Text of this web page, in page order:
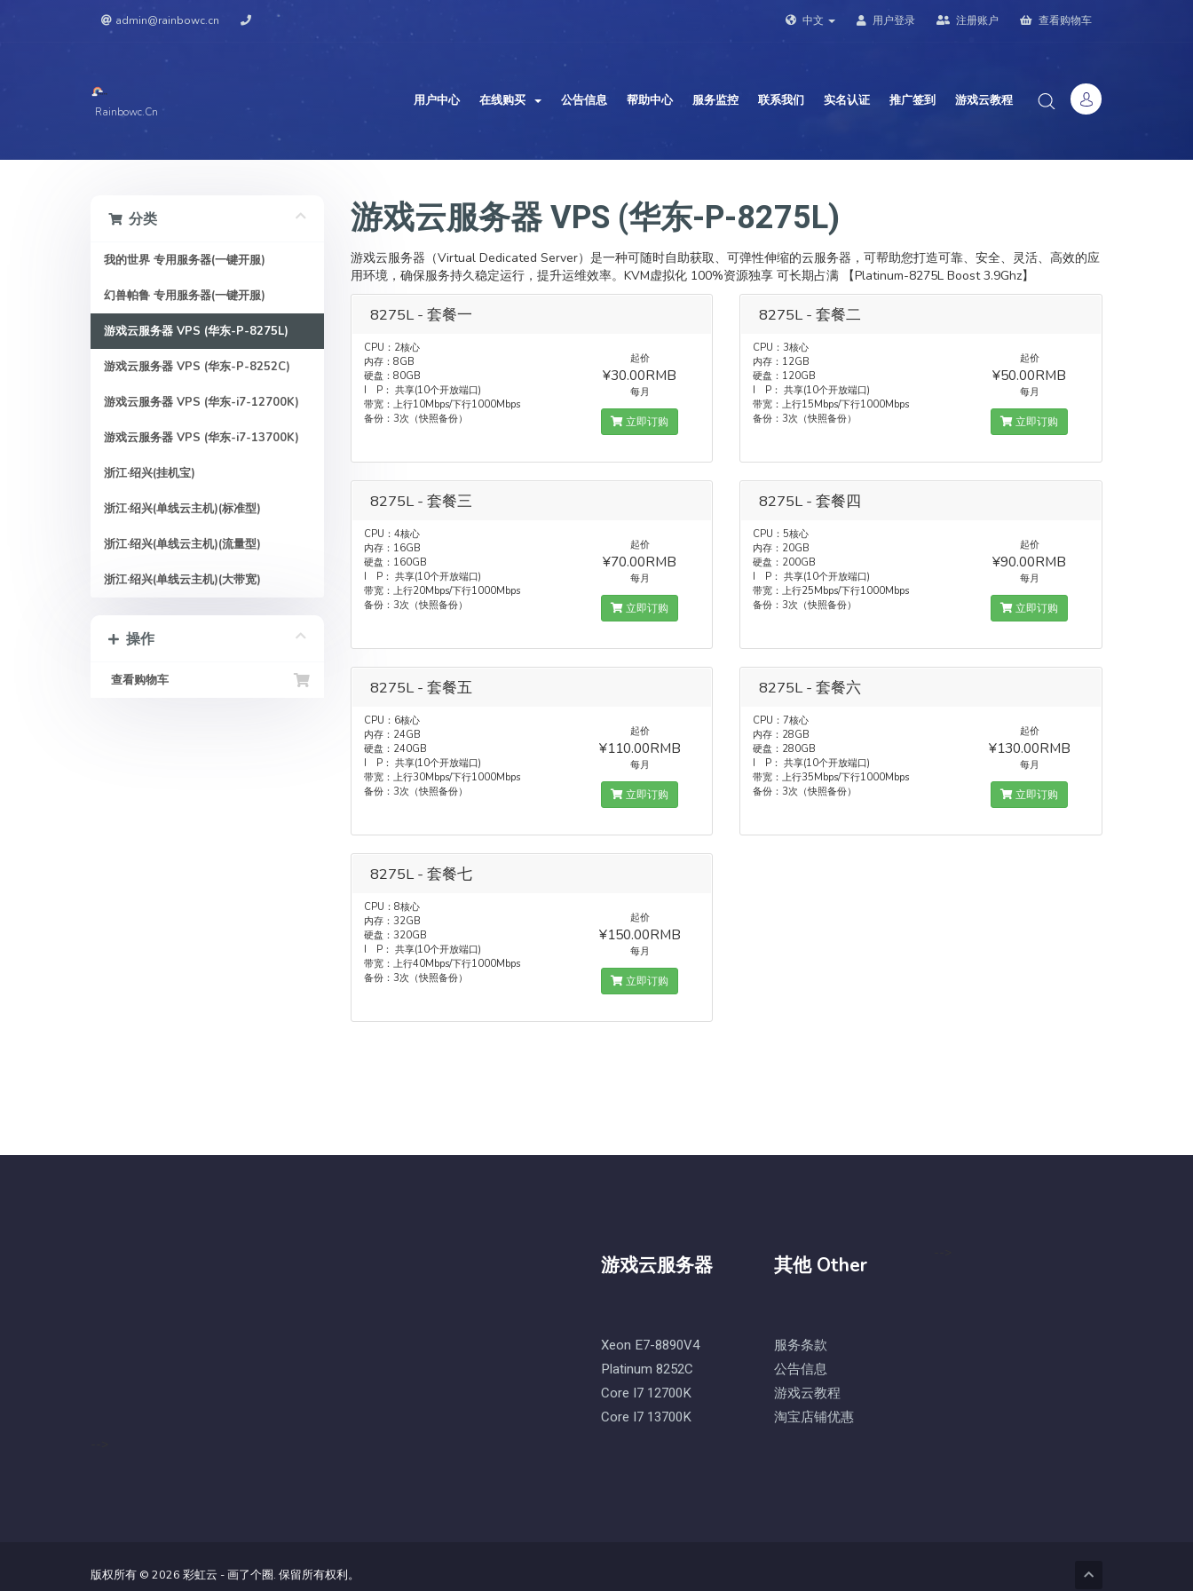
admin@rainbowc.cn 中文 用户登录 注册账户 查看购物车
Rainbowc.cn
用户中心 在线购买 公告信息 帮助中心 服务监控 联系我们 实名认证 推广签到 游戏云教程
分类
我的世界 专用服务器(一键开服)
幻兽帕鲁 专用服务器(一键开服)
游戏云服务器 VPS (华东-P-8275L)
游戏云服务器 VPS (华东-P-8252C)
游戏云服务器 VPS (华东-i7-12700K)
游戏云服务器 VPS (华东-i7-13700K)
浙江·绍兴(挂机宝)
浙江·绍兴(单线云主机)(标准型)
浙江·绍兴(单线云主机)(流量型)
浙江·绍兴(单线云主机)(大带宽)
操作
查看购物车
游戏云服务器 VPS (华东-P-8275L)
游戏云服务器（Virtual Dedicated Server）是一种可随时自助获取、可弹性伸缩的云服务器，可帮助您打造可靠、安全、灵活、高效的应
用环境，确保服务持久稳定运行，提升运维效率。KVM虚拟化 100%资源独享 可长期占满 【Platinum-8275L Boost 3.9Ghz】
8275L - 套餐一
CPU：2核心
内存：8GB
硬盘：80GB
I P： 共享(10个开放端口)
带宽：上行10Mbps/下行1000Mbps
备份：3次（快照备份）
起价
¥30.00RMB
每月
立即订购
8275L - 套餐二
CPU：3核心
内存：12GB
硬盘：120GB
I P： 共享(10个开放端口)
带宽：上行15Mbps/下行1000Mbps
备份：3次（快照备份）
起价
¥50.00RMB
每月
立即订购
8275L - 套餐三
CPU：4核心
内存：16GB
硬盘：160GB
I P： 共享(10个开放端口)
带宽：上行20Mbps/下行1000Mbps
备份：3次（快照备份）
起价
¥70.00RMB
每月
立即订购
8275L - 套餐四
CPU：5核心
内存：20GB
硬盘：200GB
I P： 共享(10个开放端口)
带宽：上行25Mbps/下行1000Mbps
备份：3次（快照备份）
起价
¥90.00RMB
每月
立即订购
8275L - 套餐五
CPU：6核心
内存：24GB
硬盘：240GB
I P： 共享(10个开放端口)
带宽：上行30Mbps/下行1000Mbps
备份：3次（快照备份）
起价
¥110.00RMB
每月
立即订购
8275L - 套餐六
CPU：7核心
内存：28GB
硬盘：280GB
I P： 共享(10个开放端口)
带宽：上行35Mbps/下行1000Mbps
备份：3次（快照备份）
起价
¥130.00RMB
每月
立即订购
8275L - 套餐七
CPU：8核心
内存：32GB
硬盘：320GB
I P： 共享(10个开放端口)
带宽：上行40Mbps/下行1000Mbps
备份：3次（快照备份）
起价
¥150.00RMB
每月
立即订购
游戏云服务器
Xeon E7-8890V4
Platinum 8252C
Core I7 12700K
Core I7 13700K
其他 Other
服务条款
公告信息
游戏云教程
淘宝店铺优惠
版权所有 © 2026 彩虹云 - 画了个圈. 保留所有权利。